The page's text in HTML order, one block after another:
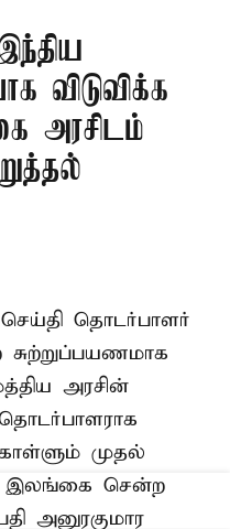
விடுவிக்க
அரசிடம்
செய்தி தொடர்பாளர்
சுற்றுப்பயணமாக
அரசின்
தொடர்பாளராக
முதல்
இலங்கை சென்ற
அனுரகுமார